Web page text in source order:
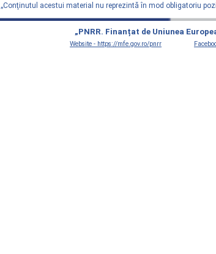
„Conţinutul acestui material nu reprezintă în mod obligatoriu
„PNRR. Finanțat de Uniunea
Website - https://mfe.gov.ro/pnrr